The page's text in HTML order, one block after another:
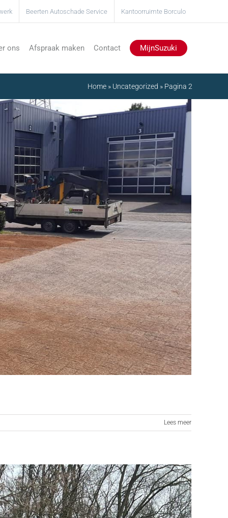
Beerten Autoschade Service Kantoorruimte Borculo
ons Afspraak maken Contact MijnSuzuki
Home » Uncategorized » Pagina 2
Lees meer